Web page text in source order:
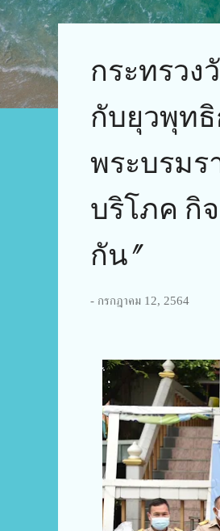
กระทรว
กับยุวพุท
พระบรม
บริโภค กิ
กัน"
- กรกฎาคม 12, 2564